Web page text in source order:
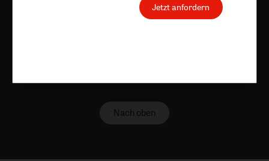
Nach oben
Jetzt anfordern